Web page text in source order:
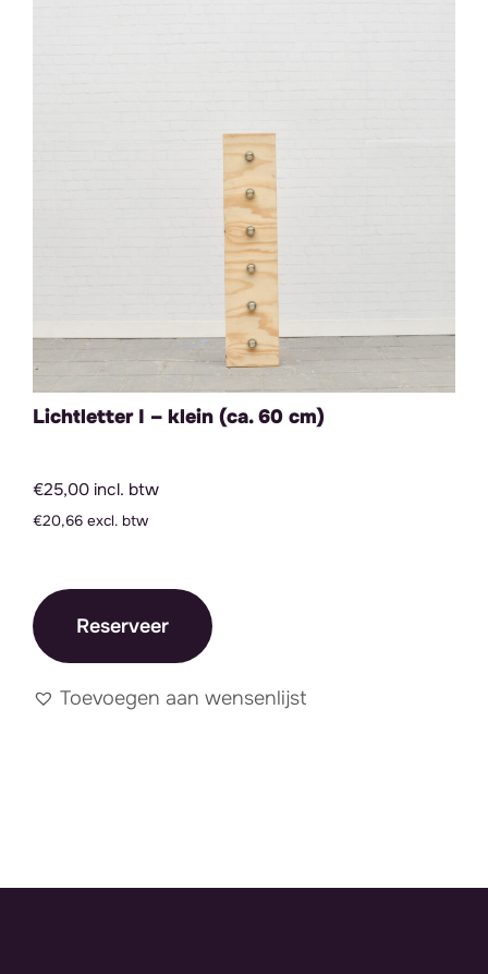
Lichtletter I – klein (ca. 60 cm)
€25,00 incl. btw
€20,66 excl. btw
Reserveer
Toevoegen aan wensenlijst